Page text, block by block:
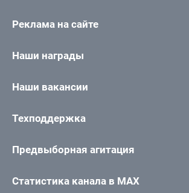
Реклама на сайте
Наши награды
Наши вакансии
Техподдержка
Предвыборная агитация
Статистика канала в MAX